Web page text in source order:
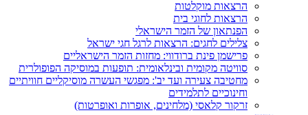
הרצאות מוקלטות
הרצאות לחוגי בית
הפנתאון של הזמר הישראלי
צלילים לחגים: הרצאות לרגל חגי ישראל
פרישמן פינת ברודווי: מחזות הזמר הישראליים
סוויטה מקומית ובינלאומית: תופעות במוסיקה הפופולרית
מחטיבה צעירה ועד יב': מפגשי העשרה מוסיקליים חוויתיים
וחינוכיים לתלמידים
זרקור קלאסי (מלחינים, אופרות ואופרטות)